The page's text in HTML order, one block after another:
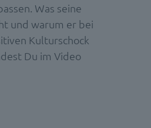
Was seine
und warum er bei
Kulturschock
Du im Video